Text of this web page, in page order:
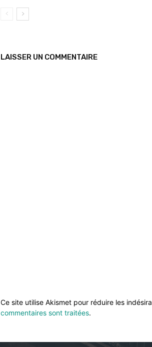
LAISSER UN COMMENTAIRE
Ce site utilise Akismet pour réduire les
commentaires sont traitées.